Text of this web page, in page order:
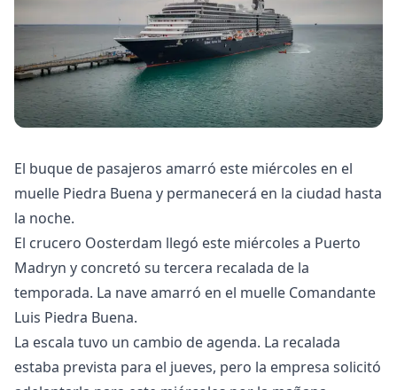
El buque de pasajeros amarró este miércoles en el
muelle Piedra Buena y permanecerá en la ciudad hasta
la noche.
El crucero Oosterdam llegó este miércoles a Puerto
Madryn y concretó su tercera recalada de la
temporada. La nave amarró en el muelle Comandante
Luis Piedra Buena.
La escala tuvo un cambio de agenda. La recalada
estaba prevista para el jueves, pero la empresa solicitó